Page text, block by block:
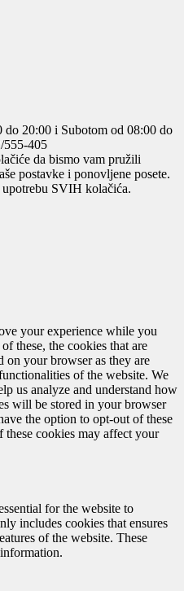
20:00 i Subotom od 08:00 do
555-405
da bismo vam pružili
postavke i ponovljene posete.
SVIH kolačića.
your experience while you
these, the cookies that are
on your browser as they are
of the website. We
us analyze and understand how
will be stored in your browser
the option to opt-out of these
cookies may affect your
for the website to
includes cookies that ensures
of the website. These